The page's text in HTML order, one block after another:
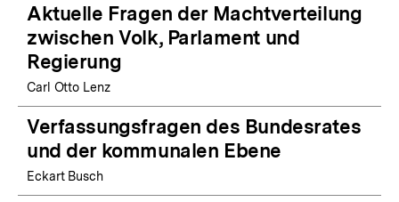
Aktuelle Fragen der Machtverteilung
zwischen Volk, Parlament und
Regierung
Carl Otto Lenz
Verfassungsfragen des Bundesrates
und der kommunalen Ebene
Eckart Busch